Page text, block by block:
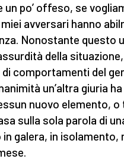
po’ offeso, se
avversari hanno
Nonostante questo
della
comportamenti del
un’altra giuria
nuovo elemento,
sulla sola parola di
galera, in isolamento,